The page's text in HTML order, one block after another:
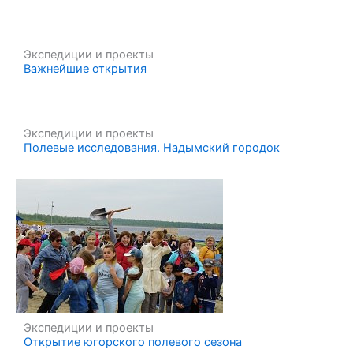
Экспедиции и проекты
Важнейшие открытия
Экспедиции и проекты
Полевые исследования. Надымский городок
Экспедиции и проекты
Открытие югорского полевого сезона